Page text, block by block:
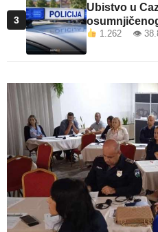
3
Ubistvo u
1.262 👁